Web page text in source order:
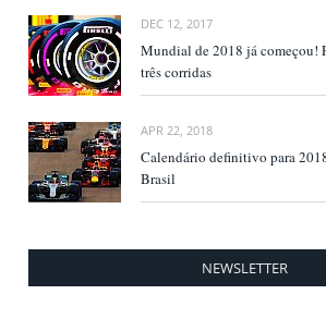
DEC 12, 2017
Mundial de 2018 já começou!
três corridas
APR 22, 2018
Calendário definitivo para
Brasil
NEWSLETTER